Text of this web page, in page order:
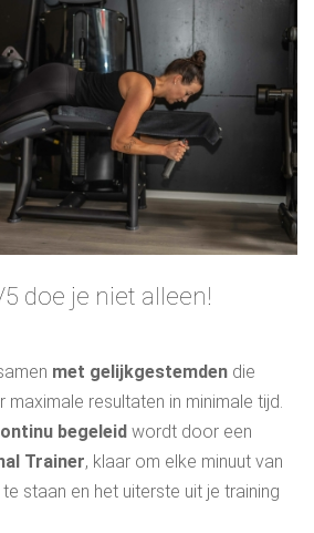
doe je niet alleen!
met gelijkgestemden die
maximale resultaten in minimale tijd.
begeleid wordt door een
Trainer, klaar om elke minuut van
staan en het uiterste uit je training